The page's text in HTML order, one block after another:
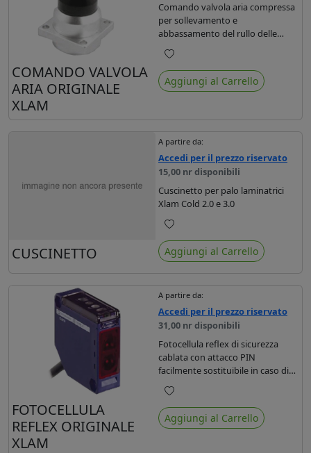
COMANDO VALVOLA
ARIA ORIGINALE
XLAM
Comando valvola aria compressa
per sollevamento e
abbassamento del rullo delle
laminatrici Xlam.
Preferiti
Aggiungi al Carrello
CUSCINETTO
A partire da:
Accedi per il prezzo riservato
15,00 nr disponibili
Cuscinetto per palo laminatrici
Xlam Cold 2.0 e 3.0
Preferiti
Aggiungi al Carrello
FOTOCELLULA
REFLEX ORIGINALE
XLAM
A partire da:
Accedi per il prezzo riservato
31,00 nr disponibili
Fotocellula reflex di sicurezza
cablata con attacco PIN
facilmente sostituibile in caso di
danneggiamento per laminatrici
Xlam.
Preferiti
Aggiungi al Carrello